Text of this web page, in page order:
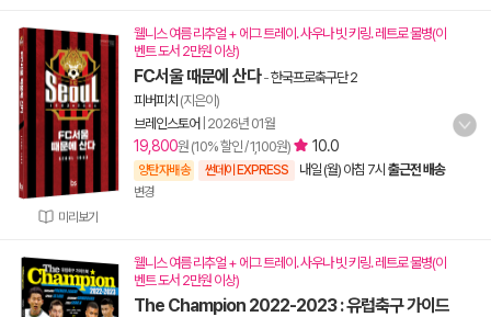
미리보기
웰니스 여름 리추얼 + 에그 트레이. 사우나 빗 키링. 레트로 물병(이
벤트 도서 2만원 이상)
FC서울 때문에 산다-한국프로축구단 2
피버피치 (지은이)
브레인스토어 2026년 01월
19,800원 (10% 할인 / 1,100원) 10.0
양탄자배송 썬데이 EXPRESS 내일 (월) 아침 7시 출근전 배송
변경
웰니스 여름 리추얼 + 에그 트레이. 사우나 빗 키링. 레트로 물병(이
벤트 도서 2만원 이상)
The Champion 2022-2023 : 유럽축구 가이드